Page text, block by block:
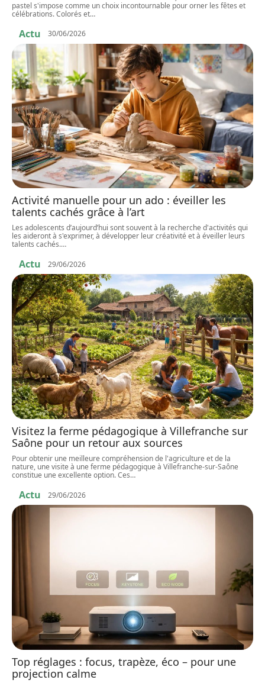
pastel s'impose comme un choix incontournable pour orner les fêtes et
célébrations. Colorés et…
Actu 30/06/2026
Activité manuelle pour un ado : éveiller les
talents cachés grâce à l’art
Les adolescents d’aujourd’hui sont souvent à la recherche d'activités qui
les aideront à s'exprimer, à développer leur créativité et à éveiller leurs
talents cachés.…
Actu 29/06/2026
Visitez la ferme pédagogique à Villefranche sur
Saône pour un retour aux sources
Pour obtenir une meilleure compréhension de l'agriculture et de la
nature, une visite à une ferme pédagogique à Villefranche-sur-Saône
constitue une excellente option. Ces…
Actu 29/06/2026
Top réglages : focus, trapèze, éco – pour une
projection calme